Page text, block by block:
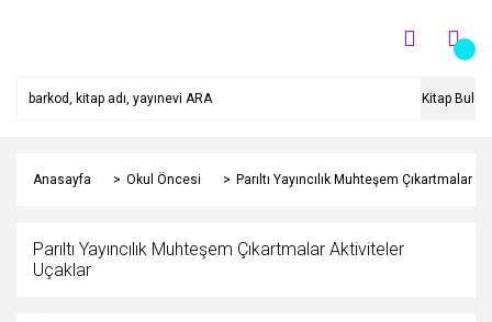
Kitap Bul
Anasayfa Okul Öncesi Parıltı Yayıncılık Muhteşem Çıkartmalar
Parıltı Yayıncılık Muhteşem Çıkartmalar Aktiviteler
Uçaklar